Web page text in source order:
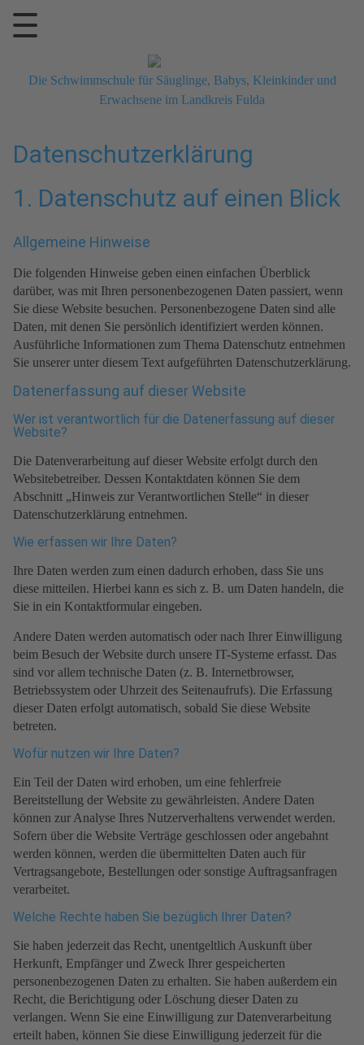
Die Schwimmschule für Säuglinge, Babys, Kleinkinder und
Erwachsene im Landkreis Fulda
Datenschutzerklärung
1. Datenschutz auf einen Blick
Allgemeine Hinweise
Die folgenden Hinweise geben einen einfachen Überblick
darüber, was mit Ihren personenbezogenen Daten passiert, wenn
Sie diese Website besuchen. Personenbezogene Daten sind alle
Daten, mit denen Sie persönlich identifiziert werden können.
Ausführliche Informationen zum Thema Datenschutz entnehmen
Sie unserer unter diesem Text aufgeführten Datenschutzerklärung.
Datenerfassung auf dieser Website
Wer ist verantwortlich für die Datenerfassung auf dieser
Website?
Die Datenverarbeitung auf dieser Website erfolgt durch den
Websitebetreiber. Dessen Kontaktdaten können Sie dem
Abschnitt „Hinweis zur Verantwortlichen Stelle“ in dieser
Datenschutzerklärung entnehmen.
Wie erfassen wir Ihre Daten?
Ihre Daten werden zum einen dadurch erhoben, dass Sie uns
diese mitteilen. Hierbei kann es sich z. B. um Daten handeln, die
Sie in ein Kontaktformular eingeben.
Andere Daten werden automatisch oder nach Ihrer Einwilligung
beim Besuch der Website durch unsere IT-Systeme erfasst. Das
sind vor allem technische Daten (z. B. Internetbrowser,
Betriebssystem oder Uhrzeit des Seitenaufrufs). Die Erfassung
dieser Daten erfolgt automatisch, sobald Sie diese Website
betreten.
Wofür nutzen wir Ihre Daten?
Ein Teil der Daten wird erhoben, um eine fehlerfreie
Bereitstellung der Website zu gewährleisten. Andere Daten
können zur Analyse Ihres Nutzerverhaltens verwendet werden.
Sofern über die Website Verträge geschlossen oder angebahnt
werden können, werden die übermittelten Daten auch für
Vertragsangebote, Bestellungen oder sonstige Auftragsanfragen
verarbeitet.
Welche Rechte haben Sie bezüglich Ihrer Daten?
Sie haben jederzeit das Recht, unentgeltlich Auskunft über
Herkunft, Empfänger und Zweck Ihrer gespeicherten
personenbezogenen Daten zu erhalten. Sie haben außerdem ein
Recht, die Berichtigung oder Löschung dieser Daten zu
verlangen. Wenn Sie eine Einwilligung zur Datenverarbeitung
erteilt haben, können Sie diese Einwilligung jederzeit für die